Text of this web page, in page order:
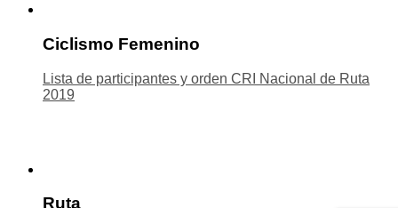
Ciclismo Femenino
Lista de participantes y orden CRI Nacional de Ruta
2019
Ruta